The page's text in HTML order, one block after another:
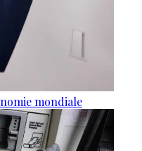
mondiale